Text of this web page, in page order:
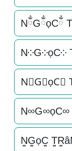
NྂGྂọCྂ
N༶G༶ọC༶
N⃕G⃕ọC⃕
N͚G͚ọC͚